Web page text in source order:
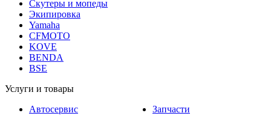
Скутеры и мопеды
Экипировка
Yamaha
CFMOTO
KOVE
BENDA
BSE
Услуги и товары
Автосервис
Запчасти